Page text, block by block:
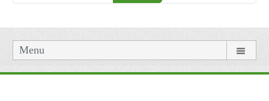
Menu